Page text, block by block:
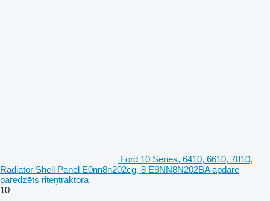
Ford 10 Series, 6410, 6610, 7810,
Radiator Shell Panel E0nn8n202cg, 8 E9NN8N202BA apdare
paredzēts riteņtraktora
10